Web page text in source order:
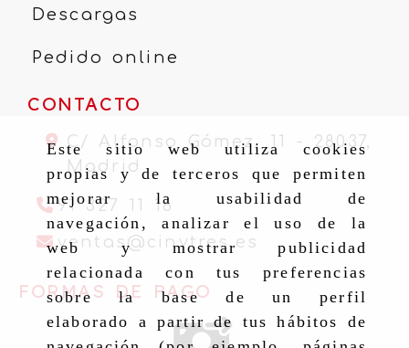
Este sitio web utiliza cookies
propias y de terceros que permiten
mejorar la usabilidad de
navegación, analizar el uso de la
web y mostrar publicidad
relacionada con tus preferencias
sobre la base de un perfil
elaborado a partir de tus hábitos de
Descargas
Pedido online
CONTACTO
C/ Alfonso Gómez, 11 - 28037,
Madrid
91 327 11 16
ventas cinytres.es ventas
FORMAS DE PAGO